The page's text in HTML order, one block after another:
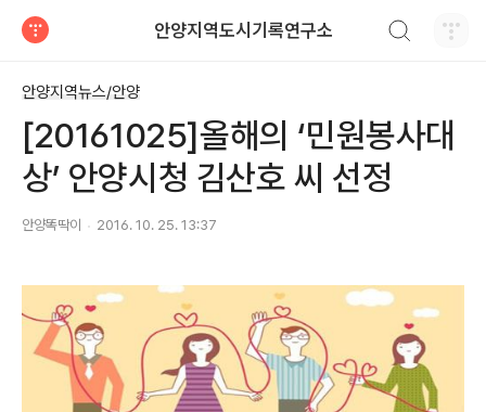
안양지역도시기록연구소
안양지역뉴스/안양
[20161025]올해의 ‘민원봉사대
상’ 안양시청 김산호 씨 선정
안양똑딱이 2016. 10. 25. 13:37